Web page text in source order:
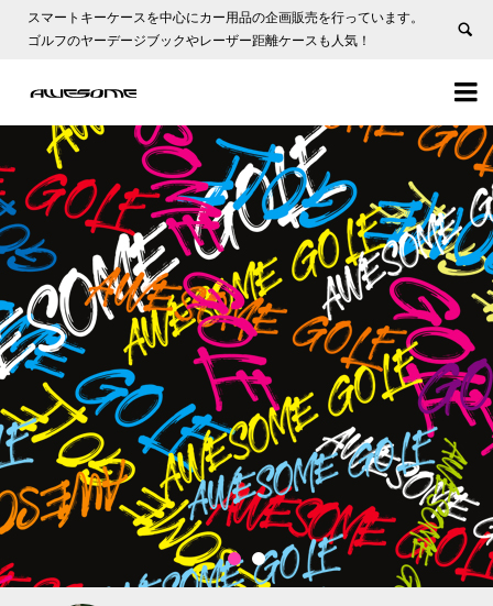
スマートキーケースを中心にカー用品の企画販売を行っています。
ゴルフのヤーデージブックやレーザー距離ケースも人気！


1 2